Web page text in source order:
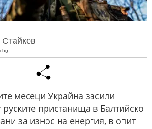
месеци Украйна засили
руските пристанища в Балтийско
за износ на енергия, в опит